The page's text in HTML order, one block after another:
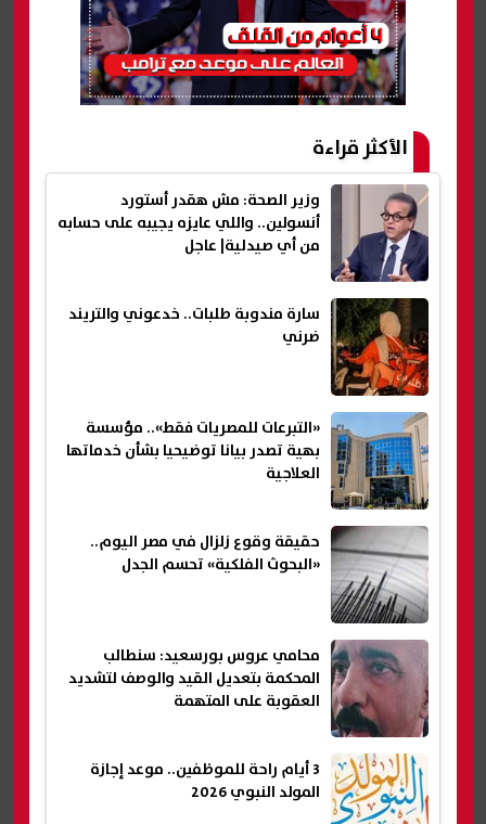
الأكثر قراءة
وزير الصحة: مش هقدر أستورد
أنسولين.. واللي عايزه يجيبه على حسابه
من أي صيدلية| عاجل
سارة مندوبة طلبات.. خدعوني والتريند
ضرني
«التبرعات للمصريات فقط».. مؤسسة
بهية تصدر بيانا توضيحيا بشأن خدماتها
العلاجية
حقيقة وقوع زلزال في مصر اليوم..
«البحوث الفلكية» تحسم الجدل
محامي عروس بورسعيد: سنطالب
المحكمة بتعديل القيد والوصف لتشديد
العقوبة على المتهمة
3 أيام راحة للموظفين.. موعد إجازة
المولد النبوي 2026